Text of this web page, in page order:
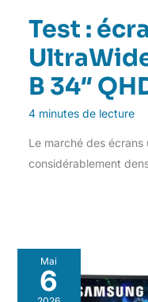
Test :
B 34″
4 minutes de lecture
Le marché des écrans
considérablement
Mai
6